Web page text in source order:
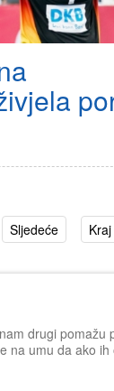
Sljedeće Kraj
drugi pomažu
na umu da ako